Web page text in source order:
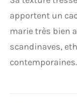
apportent un
marie très bien
scandinaves,
contemporaines.